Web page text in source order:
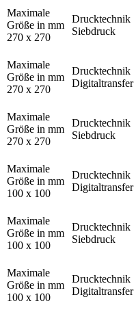
Maximale
Größe in mm
270 x 270
Drucktechnik
Siebdruck
Maximale
Größe in mm
270 x 270
Drucktechnik
Digitaltransfer
Maximale
Größe in mm
270 x 270
Drucktechnik
Siebdruck
Maximale
Größe in mm
100 x 100
Drucktechnik
Digitaltransfer
Maximale
Größe in mm
100 x 100
Drucktechnik
Siebdruck
Maximale
Größe in mm
100 x 100
Drucktechnik
Digitaltransfer